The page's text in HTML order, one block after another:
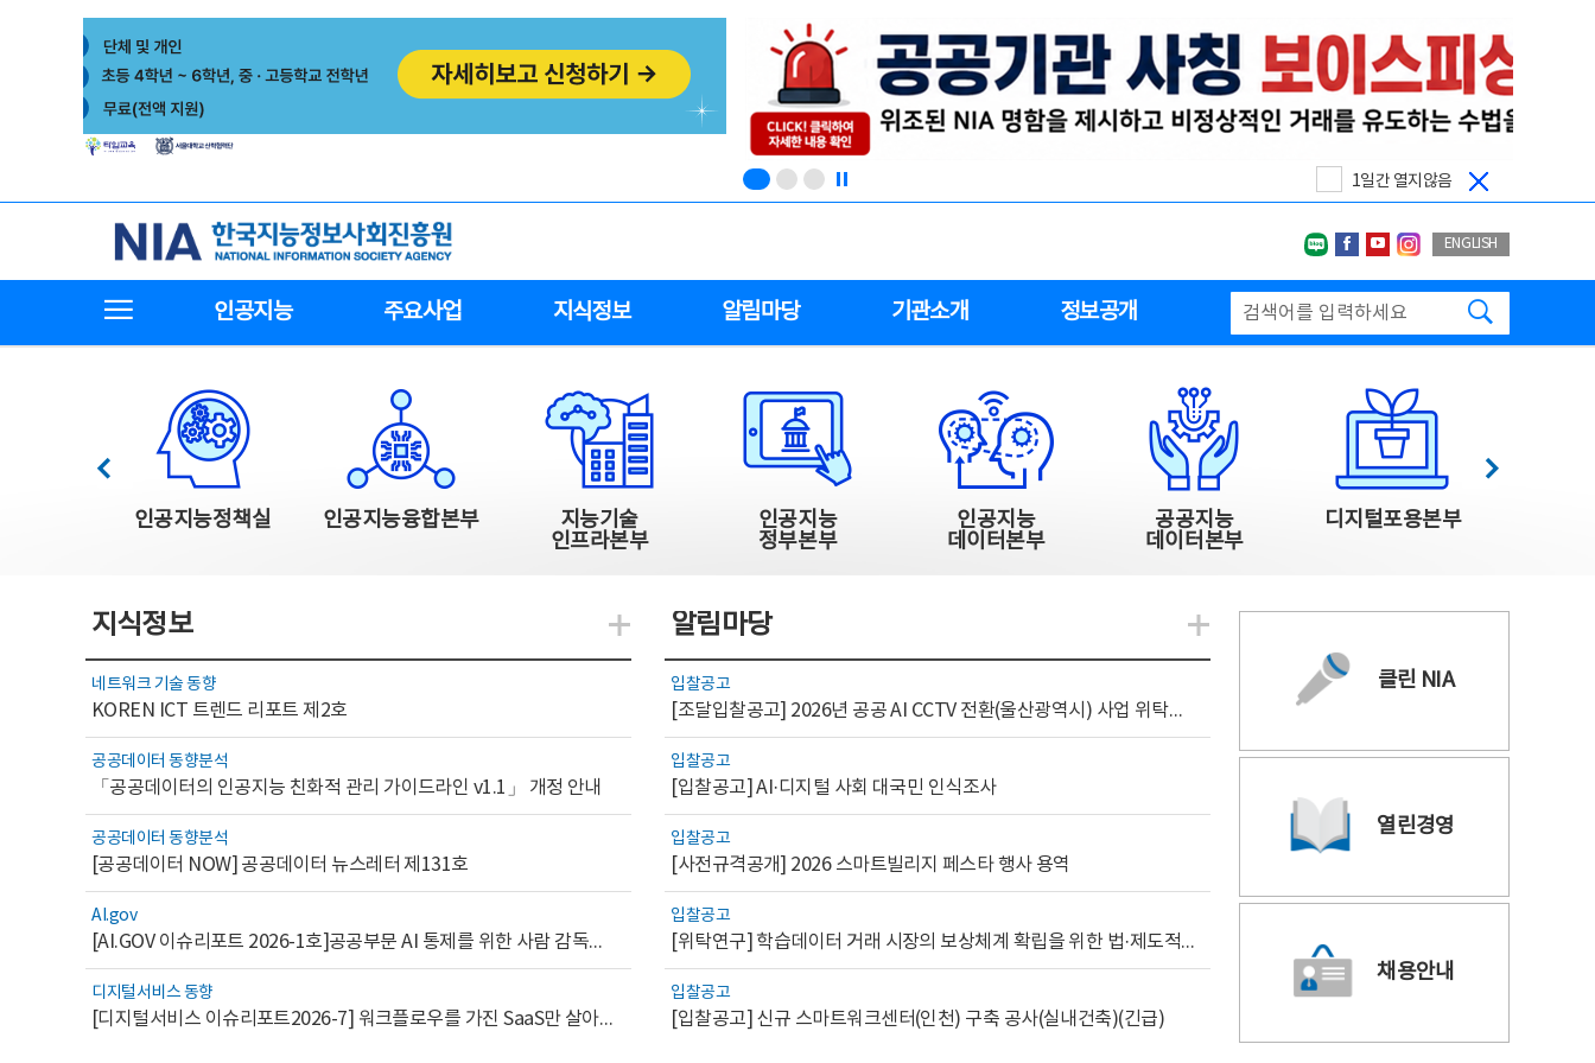
1일간 열지않음
한국지능정보사회진흥원
네이버블로그
페이스북
유투브인스타그랩
ENGLISH
인공지능 주요사업 지식정보 알림마당 기관소개 정보공개
한국지능정보사회진흥원 주요사업
인공지능정책실 인공지능융합본부
지능기술
인프라본부
인공지능
정부본부
인공지능
데이터본부
공공지능
데이터본부
디지털포용본부
이전 다음
지식정보
네트워크 기술 동향
KOREN ICT 트렌드 리포트 제2호
공공데이터 동향분석
「공공데이터의 인공지능 친화적 관리 가이드라인 v1.1」 개정 안내
공공데이터 동향분석
[공공데이터 NOW] 공공데이터 뉴스레터 제131호
AI.gov
[AI.GOV 이슈리포트 2026-1호]공공부문 AI 통제를 위한 사람 감독의 해외 사례 분석 및 시사점
디지털서비스 동향
[디지털서비스 이슈리포트2026-7] 워크플로우를 가진 SaaS만 살아남는다
지식관련 더보기
알림마당
입찰공고
[조달입찰공고] 2026년 공공 AI CCTV 전환(울산광역시) 사업 위탁감리
입찰공고
[입찰공고] AI·디지털 사회 대국민 인식조사
입찰공고
[사전규격공개] 2026 스마트빌리지 페스타 행사 용역
입찰공고
[위탁연구] 학습데이터 거래 시장의 보상체계 확립을 위한 법·제도적 검토 방안 연구
입찰공고
[입찰공고] 신규 스마트워크센터(인천) 구축 공사(실내건축)(긴급)
알림관련 더보기
클린 NIA
열린경영
채용안내